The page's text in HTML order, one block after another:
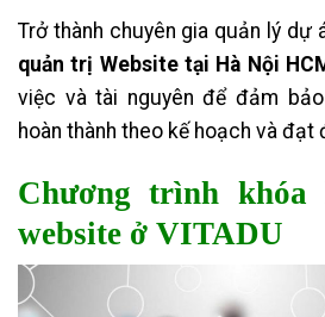
Trở thành chuyên gia quản lý dự
quản trị Website tại Hà Nội
việc và tài nguyên để đảm
hoàn thành theo kế hoạch và
Chương trình
website ở VITADU